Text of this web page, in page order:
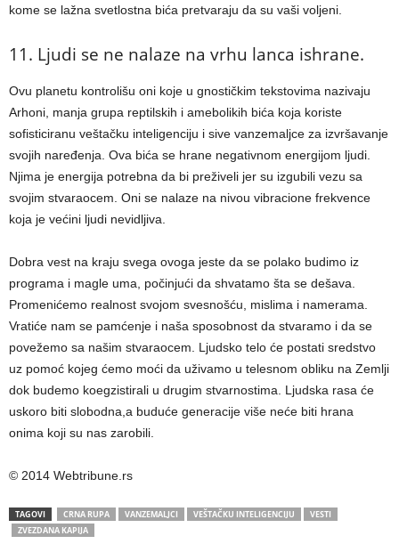
kome se lažna svetlostna bića pretvaraju da su vaši voljeni.
11. Ljudi se ne nalaze na vrhu lanca ishrane.
Ovu planetu kontrolišu oni koje u gnostičkim tekstovima nazivaju
Arhoni, manja grupa reptilskih i amebolikih bića koja koriste
sofisticiranu veštačku inteligenciju i sive vanzemaljce za izvršavanje
svojih naređenja. Ova bića se hrane negativnom energijom ljudi.
Njima je energija potrebna da bi preživeli jer su izgubili vezu sa
svojim stvaraocem. Oni se nalaze na nivou vibracione frekvence
koja je većini ljudi nevidljiva.
Dobra vest na kraju svega ovoga jeste da se polako budimo iz
programa i magle uma, počinjući da shvatamo šta se dešava.
Promenićemo realnost svojom svesnošću, mislima i namerama.
Vratiće nam se pamćenje i naša sposobnost da stvaramo i da se
povežemo sa našim stvaraocem. Ljudsko telo će postati sredstvo
uz pomoć kojeg ćemo moći da uživamo u telesnom obliku na Zemlji
dok budemo koegzistirali u drugim stvarnostima. Ljudska rasa će
uskoro biti slobodna,a buduće generacije više neće biti hrana
onima koji su nas zarobili.
© 2014 Webtribune.rs
TAGOVI CRNA RUPA VANZEMALJCI VEŠTAČKU INTELIGENCIJU
VESTI
ZVEZDANA KAPIJA